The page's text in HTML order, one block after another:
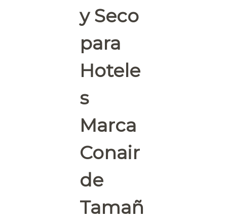
y Seco
para
Hotele
s
Marca
Conair
de
Tamañ